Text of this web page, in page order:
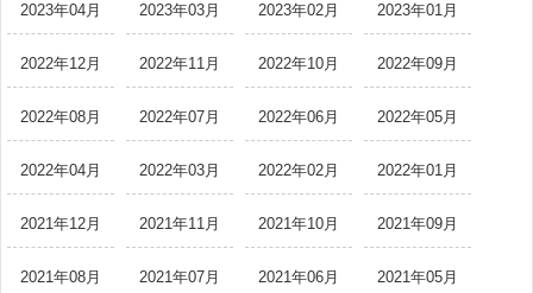
2023年04月 2023年03月 2023年02月 2023年01月
2022年12月 2022年11月 2022年10月 2022年09月
2022年08月 2022年07月 2022年06月 2022年05月
2022年04月 2022年03月 2022年02月 2022年01月
2021年12月 2021年11月 2021年10月 2021年09月
2021年08月 2021年07月 2021年06月 2021年05月